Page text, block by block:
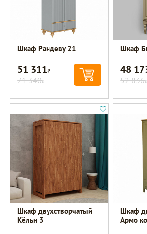
Шкаф Рандеву 21
51 311Р
71 340Р
Шкаф
48
52 836Р
Шкаф двухстворчатый
Кёльн 3
Шкаф
Армо